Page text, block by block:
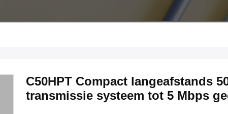
C50HPT Compact langeafstands
transmissie systeem tot 5 Mbps